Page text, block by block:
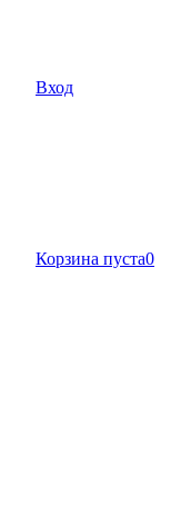
Вход
Корзина пуста0